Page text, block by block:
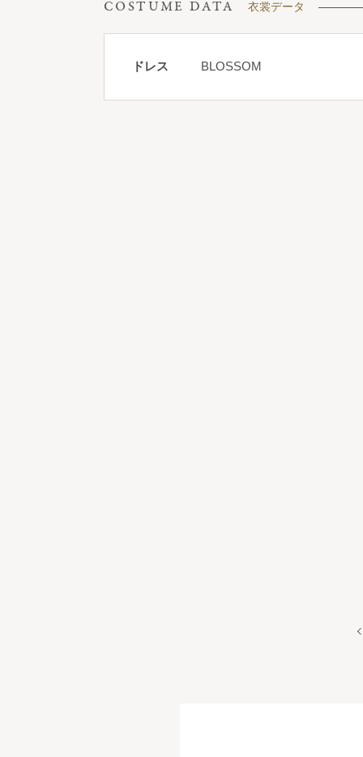
衣裳データ
ドレス BLOSSOM